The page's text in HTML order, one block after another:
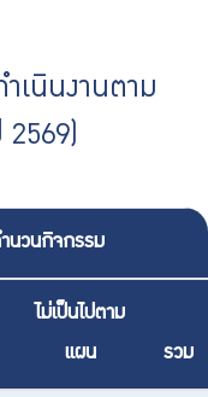
เนินงานตาม
นวนกิจกรรม
ไม่เป็นไปตาม
แผน รวม